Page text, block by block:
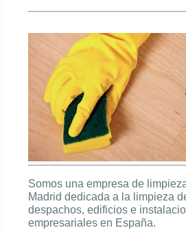
Somos una empresa de
Madrid dedicada a la limpieza
despachos, edificios e
empresariales en España.